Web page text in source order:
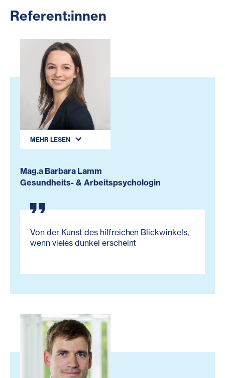
Referent:innen
MEHR LESEN
Mag.a Barbara Lamm
Gesundheits- & Arbeitspsychologin
Von der Kunst des hilfreichen Blickwinkels,
wenn vieles dunkel erscheint